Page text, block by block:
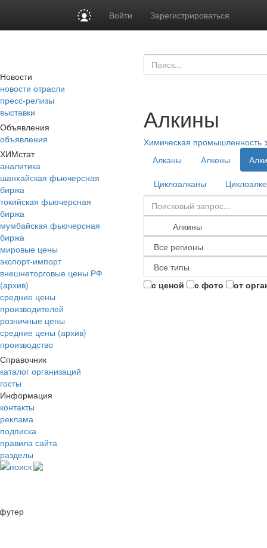
Войти Зарегистрироваться
Новости
новости отрасли
пресс-релизы
выставки
Объявления
объявления
ХИМстат
аналитика
шанхайская фьючерсная
биржа
токийская фьючерсная
биржа
мумбайская фьючерсная
биржа
мировые цены
экспорт-импорт
внешнеторговые цены РФ
(архив)
средние цены
производителей
розничные цены
средние цены (архив)
производство
Справочник
каталог организаций
госты
Информация
контакты
реклама
подписка
правила сайта
разделы
поиск
Алкины
Химическая промышленность
Алканы
Алкены
Циклоалканы
с ценой с фото от
футер